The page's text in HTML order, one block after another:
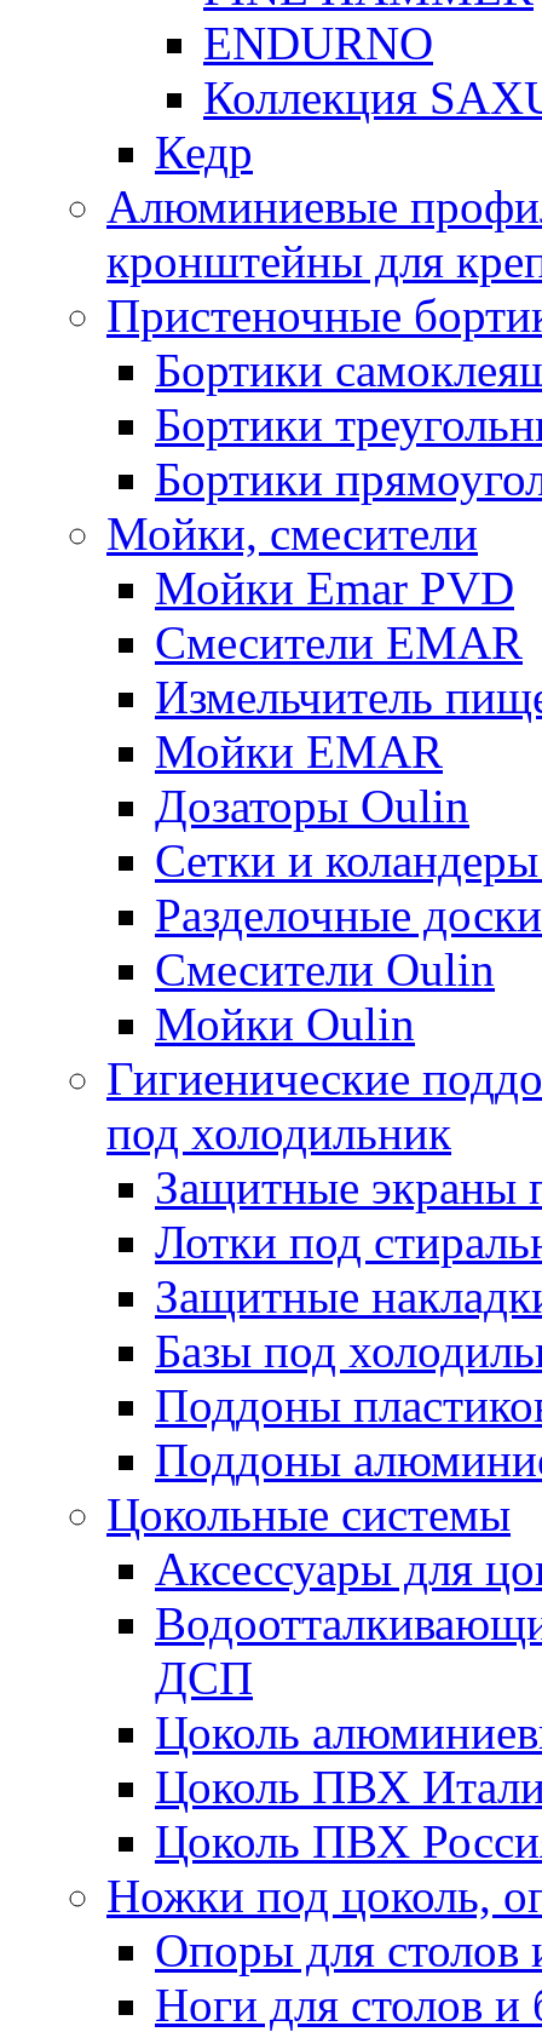
ENDURNO
Коллекция
Кедр
Алюминиевые
кронштейны для
Пристеночные
Бортики
Бортики
Бортики
Мойки, смесители
Мойки Emar PVD
Смесители EMAR
Измельчитель
Мойки EMAR
Дозаторы Oulin
Сетки и
Разделочные
Смесители Oulin
Мойки Oulin
Гигиенические
под холодильник
Защитные экраны
Лотки под
Защитные
Базы под
Поддоны
Поддоны
Цокольные системы
Аксессуары для
ДСП
Цоколь
Цоколь ПВХ
Цоколь ПВХ
Ножки под цоколь,
Опоры для столов
Ноги для столов и